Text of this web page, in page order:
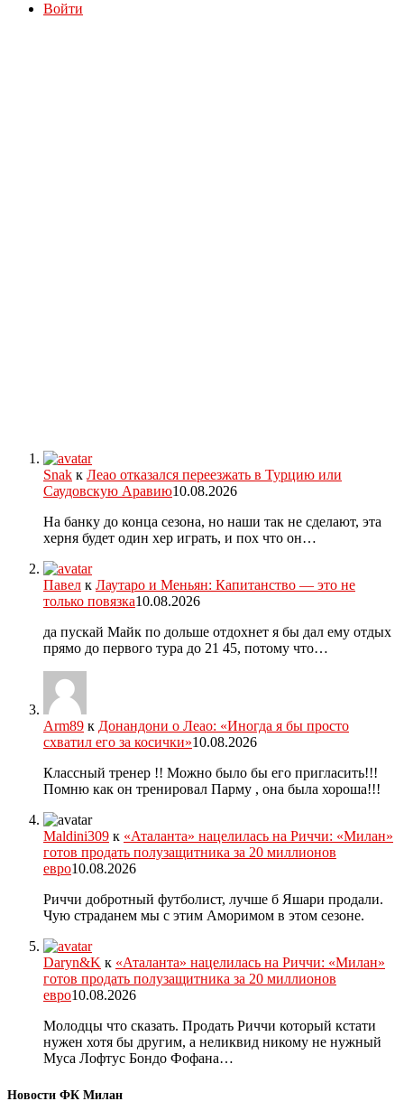
Войти
Snak к Леао отказался переезжать в Турцию или
Саудовскую Аравию10.08.2026
На банку до конца сезона, но наши так не сделают, эта
херня будет один хер играть, и пох что он…
Павел к Лаутаро и Меньян: Капитанство — это не
только повязка10.08.2026
да пускай Майк по дольше отдохнет я бы дал ему отдых
прямо до первого тура до 21 45, потому что…
Arm89 к Донандони о Леао: «Иногда я бы просто
схватил его за косички»10.08.2026
Классный тренер !! Можно было бы его пригласить!!!
Помню как он тренировал Парму , она была хороша!!!
Maldini309 к «Аталанта» нацелилась на Риччи: «Милан»
готов продать полузащитника за 20 миллионов
евро10.08.2026
Риччи добротный футболист, лучше б Яшари продали.
Чую страданем мы с этим Аморимом в этом сезоне.
Daryn&K к «Аталанта» нацелилась на Риччи: «Милан»
готов продать полузащитника за 20 миллионов
евро10.08.2026
Молодцы что сказать. Продать Риччи который кстати
нужен хотя бы другим, а неликвид никому не нужный
Муса Лофтус Бондо Фофана…
Новости ФК Милан